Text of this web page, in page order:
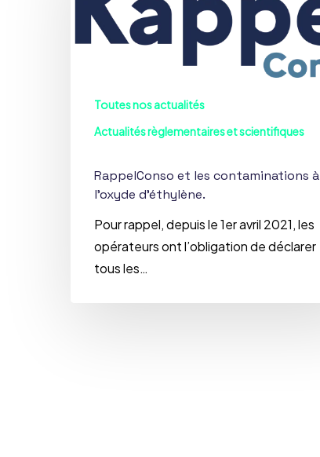
contaminations
Toutes nos actualités
Actualités règlementaires et scientifiques
RappelConso et les contaminations à
l’oxyde d’éthylène.
Pour rappel, depuis le 1er avril 2021, les
opérateurs ont l’obligation de déclarer
tous les…